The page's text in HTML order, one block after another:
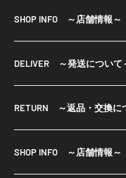
SHOP INFO ～店舗情報～
※当店で取り扱ってお
ます。
輸入品は小さな傷・色
一部商品は店舗と在庫
欠品商品は入荷次第発
DELIVER ～発送について
・宅配便、
メール便（ネコポスま
します。
・お振込み確認後7日
RETURN ～返品・交換に
■返品について
・ご注文と異なる商品
合は、商品到着後7日
SHOP INFO ～店舗情報～